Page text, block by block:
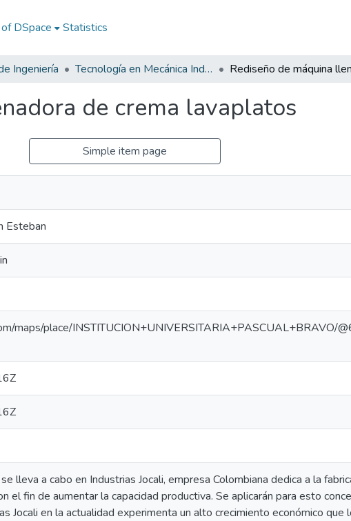
DSpace Statistics
Ingeniería Tecnología en Mecánica Industrial
de crema lavaplatos
Simple item page
Esteban
maps/place/
lleva a cabo en Industrias Jocali, empresa Colombiana dedica a la
el fin de aumentar la capacidad productiva. Se aplicarán para esto
Jocali en la actualidad experimenta un alto crecimiento económico